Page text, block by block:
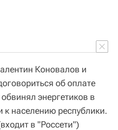
Коновалов и
об оплате
энергетиков в
к населению республики.
в "Россети")